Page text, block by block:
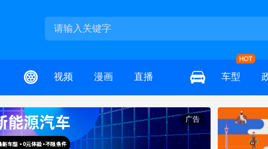
视频 漫画 直播 车型
广告